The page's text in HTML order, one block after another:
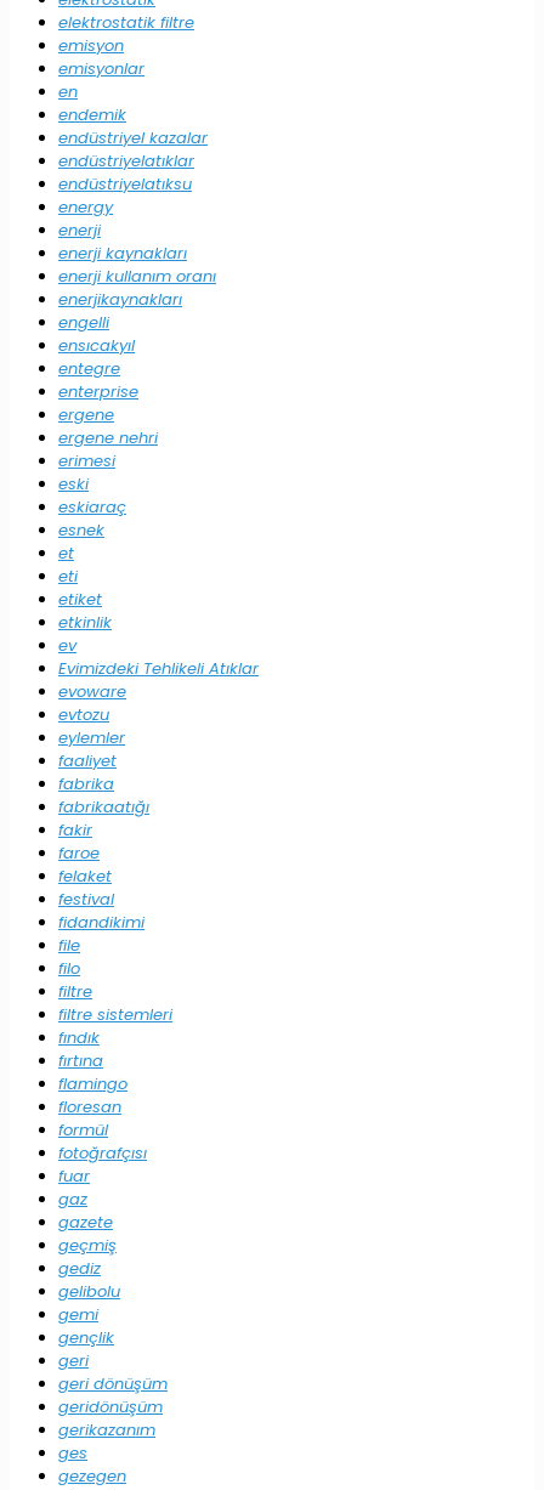
elektrostatik filtre
emisyon
emisyonlar
en
endemik
endüstriyel kazalar
endüstriyelatıklar
endüstriyelatıksu
energy
enerji
enerji kaynakları
enerji kullanım oranı
enerjikaynakları
engelli
ensıcakyıl
entegre
enterprise
ergene
ergene nehri
erimesi
eski
eskiaraç
esnek
et
eti
etiket
etkinlik
ev
Evimizdeki Tehlikeli Atıklar
evoware
evtozu
eylemler
faaliyet
fabrika
fabrikaatığı
fakir
faroe
felaket
festival
fidandikimi
file
filo
filtre
filtre sistemleri
fındık
fırtına
flamingo
floresan
formül
fotoğrafçısı
fuar
gaz
gazete
geçmiş
gediz
gelibolu
gemi
gençlik
geri
geri dönüşüm
geridönüşüm
gerikazanım
ges
gezegen